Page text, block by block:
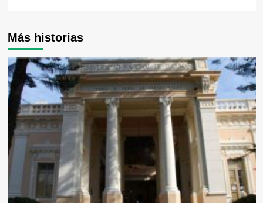
Más historias